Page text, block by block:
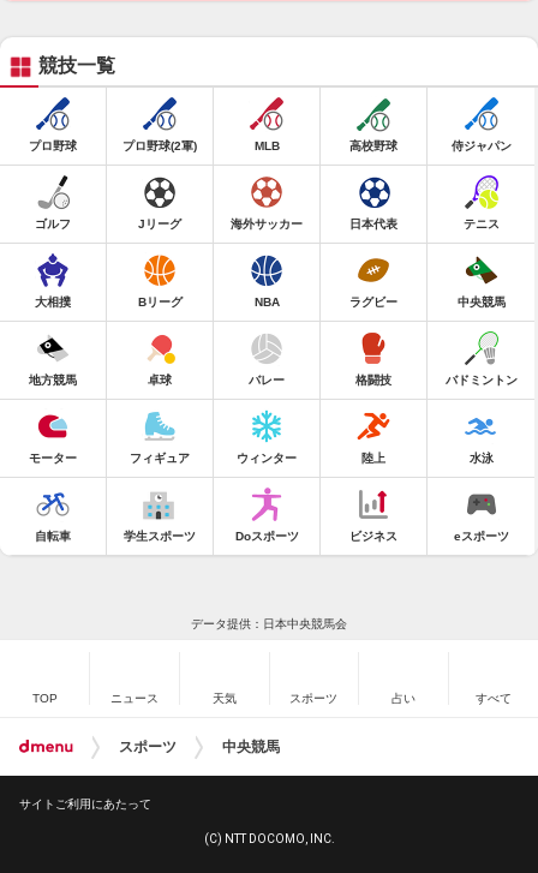
競技一覧
プロ野球 プロ野球(2軍) MLB 高校野球 侍ジャパン
ゴルフ Jリーグ 海外サッカー 日本代表 テニス
大相撲 Bリーグ NBA ラグビー 中央競馬
地方競馬 卓球 バレー 格闘技 バドミントン
モーター フィギュア ウィンター 陸上 水泳
自転車 学生スポーツ Doスポーツ ビジネス eスポーツ
データ提供：日本中央競馬会
TOP ニュース 天気 スポーツ 占い すべて
スポーツ 中央競馬
サイトご利用にあたって
(C) NTT DOCOMO, INC.